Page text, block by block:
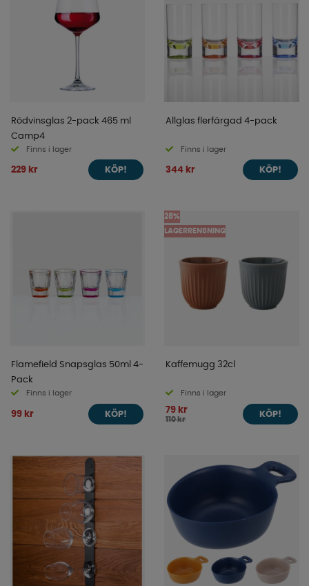
Rödvinsglas 2-pack 465 ml
Camp4
Finns i lager
229 kr KÖP!
Allglas flerfärgad 4-pack
Finns i lager
344 kr KÖP!
Flamefield Snapsglas 50ml 4-
Pack
Finns i lager
99 kr KÖP!
28%
LAGERRENSNING
Kaffemugg 32cl
Finns i lager
79 kr
110 kr
KÖP!